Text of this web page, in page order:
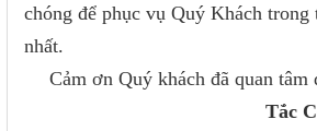
chóng để phục vụ Quý Khách trong
nhất.
Cảm ơn Quý khách đã quan tâm
Tắc